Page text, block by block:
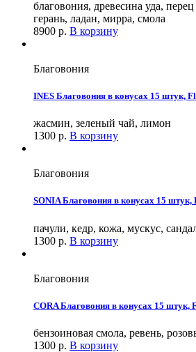
благовония, древесина уда,
герань, ладан, мирра, смола
8900 р. В корзину
Благовония
INES Благовония в конусах 15 штук,
жасмин, зеленый чай, лимон
1300 р. В корзину
Благовония
SONIA Благовония в конусах 15 штук,
пачули, кедр, кожа, мускус,
1300 р. В корзину
Благовония
CORA Благовония в конусах 15 штук,
бензоиновая смола, ревень,
1300 р. В корзину